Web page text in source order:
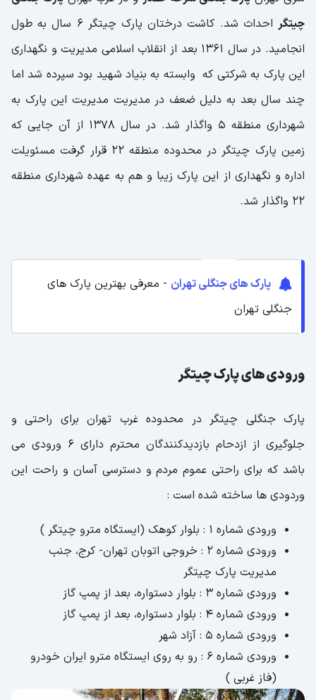
چیتگر
احداث شد. کاشت درختان پارک چیتگر 6 سال به طول
انجامید. در سال 1361 بعد از انقلاب اسلامی مدیریت و نگهداری
این پارک به شرکتی که وابسته به بنیاد شهید بود سپرده شد اما
چند سال بعد به دلیل ضعف در مدیریت مدیریت این پارک به
شهرداری منطقه 5 واگذار شد. در سال 1378 از آن جایی که
زمین پارک چیتگر در محدوده منطقه 22 قرار گرفت مسئویلت
اداره و نگهداری از این پارک زیبا و هم به عهده شهرداری منطقه
22 واگذار شد.
پارک های جنگلی تهران - معرفی بهترین پارک های
جنگلی تهران
ورودی های پارک چیتگر
پارک جنگلی چیتگر در محدوده غرب تهران برای راحتی و
جلوگیری از ازدحام بازدیدکنندگان محترم دارای 6 ورودی می
باشد که برای راحتی عموم مردم و دسترسی آسان و راحت این
وردودی ها ساخته شده است :
ورودی شماره 1 : بلوار کوهک (ایستگاه مترو چیتگر )
ورودی شماره 2 : خروجی اتوبان تهران- کرج، جنب
مدیریت پارک چیتگر
ورودی شماره 3 : بلوار دستواره، بعد از پمپ گاز
ورودی شماره 4 : بلوار دستواره، بعد از پمپ گاز
ورودی شماره 5 : آزاد شهر
ورودی شماره 6 : رو به روی ایستگاه مترو ایران خودرو
(فاز غربی )